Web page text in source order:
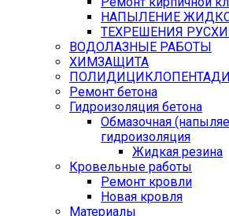
НАПЫЛЕНИЕ
ТЕХРЕШЕНИЯ
ВОДОЛАЗНЫЕ РАБОТЫ
ХИМЗАЩИТА
Ремонт бетона
Гидроизоляция бетона
Обмазочная
гидроизоляция
Жидкая резина
Кровельные работы
Ремонт кровли
Новая кровля
Материалы